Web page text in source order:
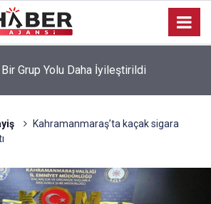
Bir Grup Yolu Daha İyileştirildi
Kahramanmaraş’ta kaçak sigara